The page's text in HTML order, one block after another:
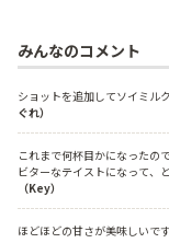
みんなのコメント
ショットを追加してソイミ
ぐれ）
これまで何杯目かになったの
ビターなテイストになって、
（Key）
ほどほどの甘さが美味しいです